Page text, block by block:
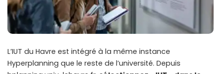
L’IUT du Havre est intégré à la même instance
Hyperplanning que le reste de l’université. Depuis